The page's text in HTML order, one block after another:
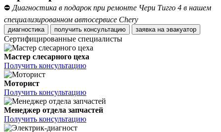
⛔ Диагностика в подарок при ремонте Чери Тигго 4 в нашем
специализированном автосервисе Chery
диагностика получить консультацию заявка на эвакуатор
Сертифицированные специалисты
Мастер слесарного цеха
Получить консультацию
Моторист
Получить консультацию
Менеджер отдела запчастей
Получить консультацию